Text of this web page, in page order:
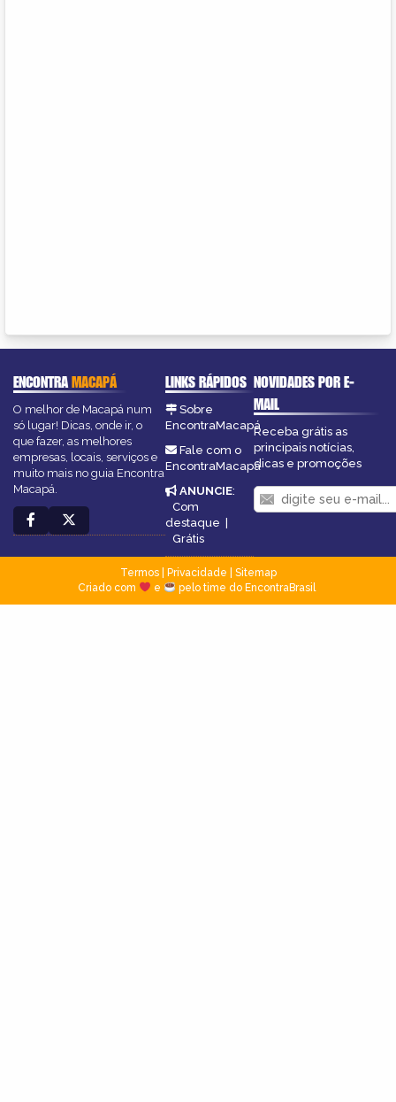
ENCONTRAMACAPÁ
O melhor de Macapá num
só lugar! Dicas, onde ir, o
que fazer, as melhores
empresas, locais, serviços e
muito mais no guia Encontra
Macapá.
LINKS RÁPIDOS
Sobre
EncontraMacapá
Fale com o
EncontraMacapá
ANUNCIE:
Com
destaque |
Grátis
NOVIDADES POR E-
MAIL
Receba grátis as
principais notícias,
dicas e promoções
Termos| Privacidade
Sitemap
Criado com
e pelo time do EncontraBrasil